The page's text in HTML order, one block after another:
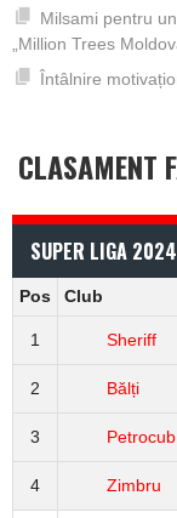
Milsami pentru
„Million Trees
Întâlnire
CLASAMENT
SUPER LIGA
Pos Club
1 Sheriff
2 Bălți
3 Petrocub
4 Zimbru